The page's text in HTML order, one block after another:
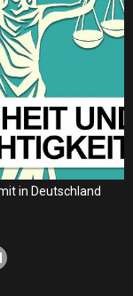
in Deutschland